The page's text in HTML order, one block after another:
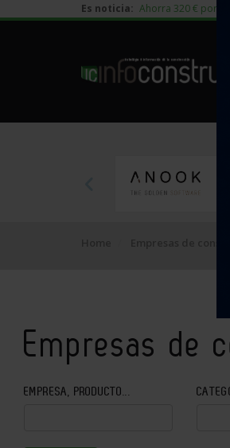
Es noticia: Ahorra 320 € por
Empresas de
Empresas de
EMPRESA, PRODUCTO...